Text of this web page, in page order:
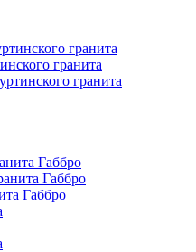
гранита
гранита
гранита
Габбро
Габбро
Габбро